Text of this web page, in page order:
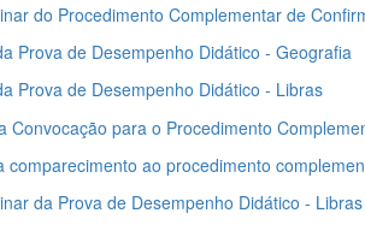
do Procedimento Complementar de
Prova de Desempenho Didático - Geografia
Prova de Desempenho Didático - Libras
Convocação para o Procedimento
comparecimento ao procedimento
da Prova de Desempenho Didático -